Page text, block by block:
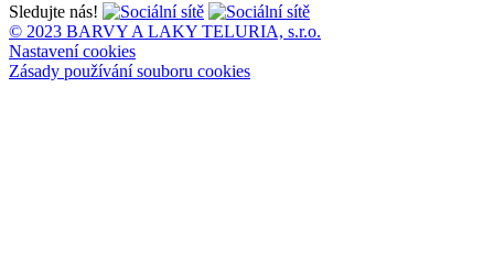
Sledujte nás!
© 2023 BARVY A LAKY TELURIA, s.r.o.
Nastavení cookies
Zásady používání souboru cookies